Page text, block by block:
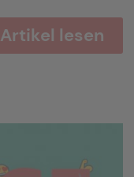
Artikel lesen